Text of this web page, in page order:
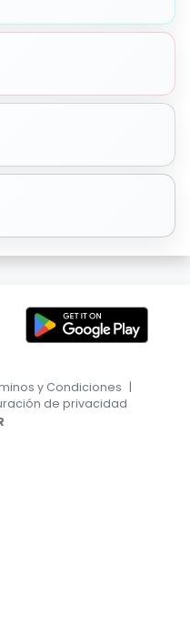
y Condiciones |
de privacidad